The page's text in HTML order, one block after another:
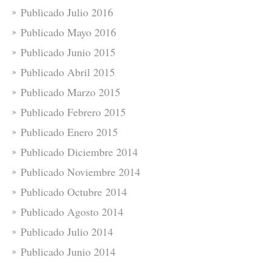
Publicado Julio 2016
Publicado Mayo 2016
Publicado Junio 2015
Publicado Abril 2015
Publicado Marzo 2015
Publicado Febrero 2015
Publicado Enero 2015
Publicado Diciembre 2014
Publicado Noviembre 2014
Publicado Octubre 2014
Publicado Agosto 2014
Publicado Julio 2014
Publicado Junio 2014